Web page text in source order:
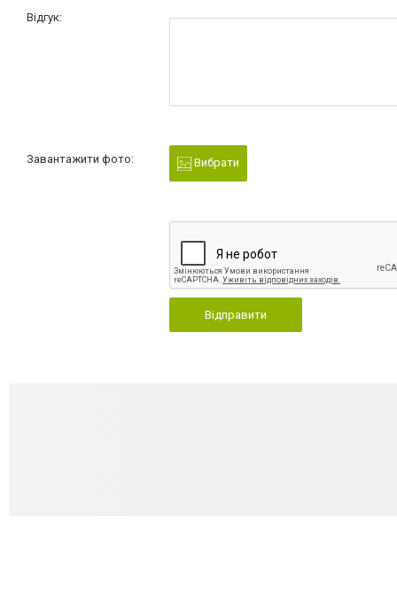
Відгук:
Завантажити фото: Вибрати
Відправити